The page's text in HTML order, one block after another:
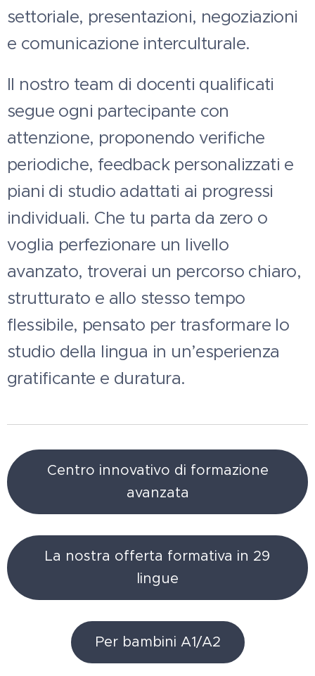
settoriale, presentazioni, negoziazioni
e comunicazione interculturale.
Il nostro team di docenti qualificati
segue ogni partecipante con
attenzione, proponendo verifiche
periodiche, feedback personalizzati e
piani di studio adattati ai progressi
individuali. Che tu parta da zero o
voglia perfezionare un livello
avanzato, troverai un percorso chiaro,
strutturato e allo stesso tempo
flessibile, pensato per trasformare lo
studio della lingua in un’esperienza
gratificante e duratura.
Centro innovativo di formazione
avanzata
La nostra offerta formativa in 29
lingue
Per bambini A1/A2